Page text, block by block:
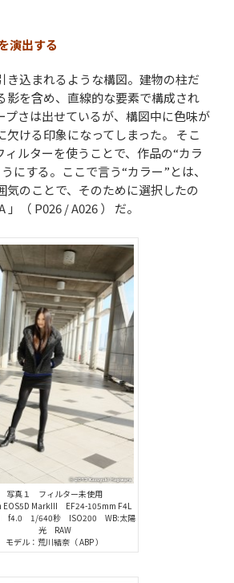
演出する
き込まれるような構図。建物の柱だ
影を含め、直線的な要素で構成され
プさは出せているが、構図中に色味が
欠ける印象になってしまった。 そこ
ィルターを使うことで、作品の“カラ
にする。ここで言う“カラー”とは、
気のことで、そのために選択したの
（ P026 / A026 ） だ。
写真１ フィルター未使用
EOS5D MarkIII EF24-105mm F4L
f4.0 1/640秒 ISO200 WB:太陽
光 RAW
モデル：荒川結奈（ ABP ）